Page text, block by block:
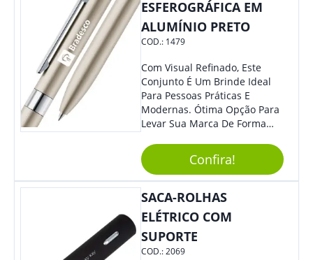
ESFEROGRÁFICA EM
ALUMÍNIO PRETO
COD.: 1479
Com Visual Refinado, Este
Conjunto É Um Brinde Ideal
Para Pessoas Práticas E
Modernas. Ótima Opção Para
Levar Sua Marca De Forma
Sua Empresa Em Eventos,
Reuniões Corporativas Ou Até
Mesmo Para Presentear
Colaboradores E Parceiros De
Sua Empresa.
Confira!
SACA-ROLHAS
ELÉTRICO COM
SUPORTE
COD.:2069